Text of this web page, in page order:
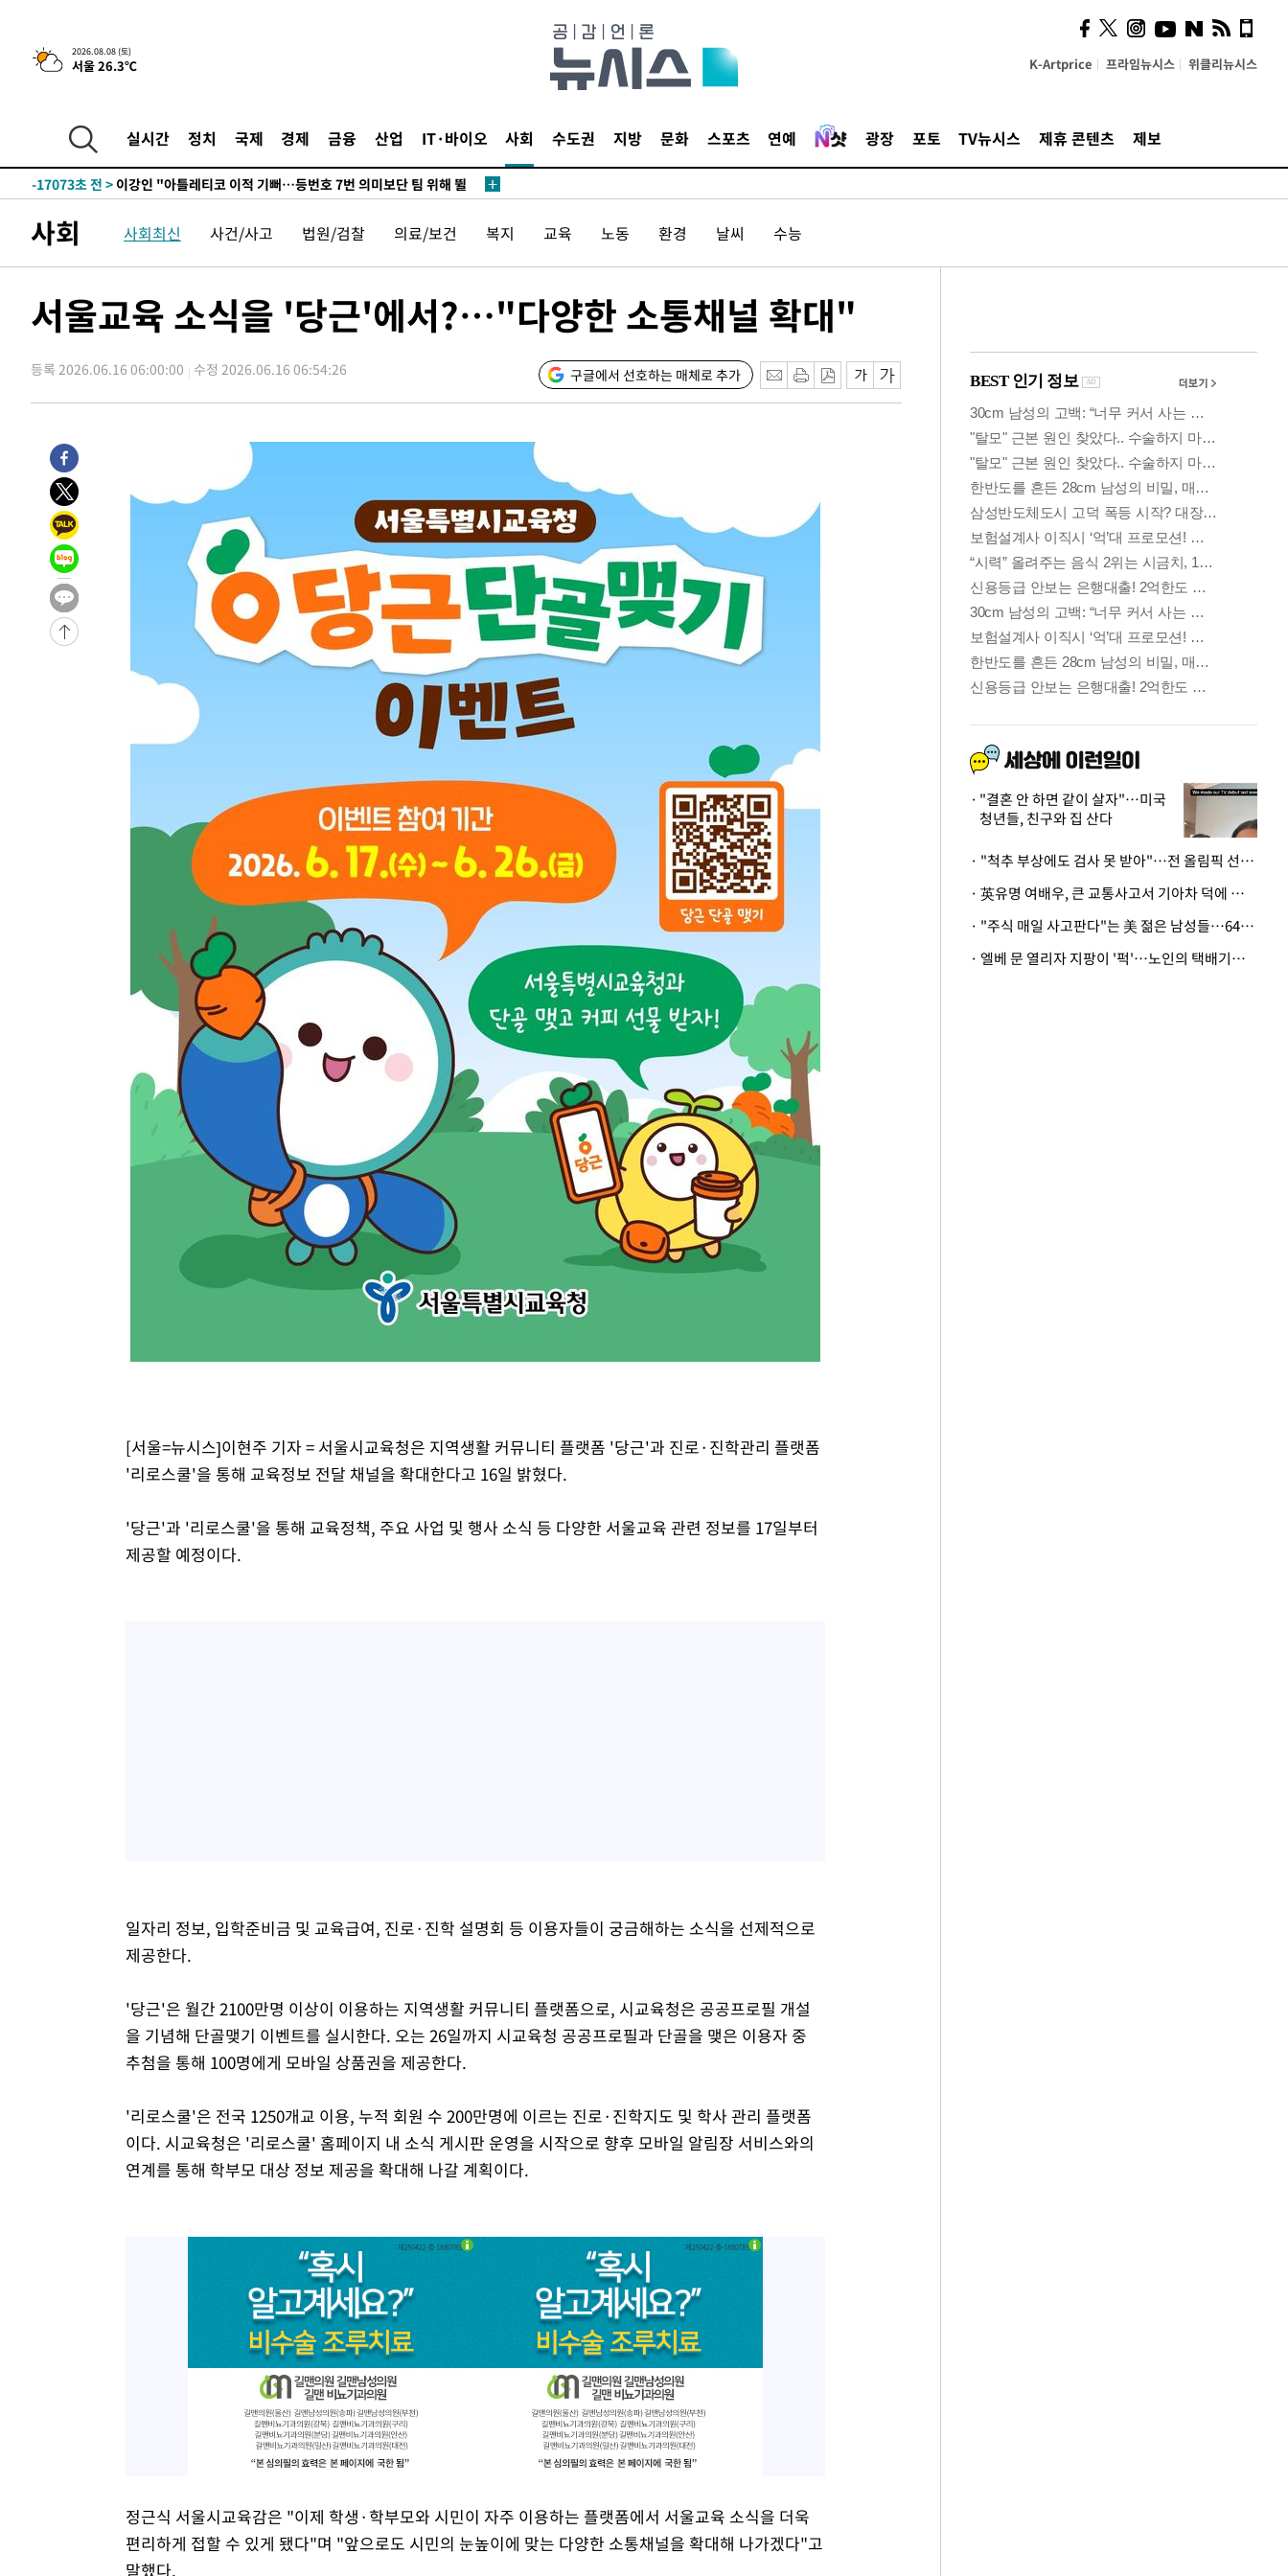
2026.08.08 (토)
서울 26.3℃ K-Artprice 프라임뉴시스 위클리뉴시스
실시간 정치 국제 경제 금융 산업 IT·바이오 사회 수도권 지방 문화 스포츠 연예 광장 포토 TV뉴시스 제휴 콘텐츠 제보
-27257초 전 >이란 "호르무즈 재개방 합의 근접…美 배상 선행돼야"
청래 44.56%
-17539초 전 >
[속보]與 대표 경선 제주·인천 당원투표…金 47.75%·鄭
42.08%·宋 10.17%
-17073초 전 >이강인 "아틀레티코 이적 기뻐…등번호 7번 의미보단 팀 위해 뛸
것"
-17008초 전 >[속보]與 당대표 경선, 제주·인천 권리당원 투표 김민석 승리
-10782초 전 >
낮 최고 35도 '무더위'…동해안 시간당 30㎜ '강한 비'[내일날씨]
-8803초 전 >온열질환 사망자 3명 늘어…누적 환자 3000명 돌파
-2748초 전 >강릉에 시간당 81.4㎜ 물폭탄…도로 잠기고 담벼락 붕괴
19분 전 >백운산서 80년근 천종산삼 9뿌리 발견…감정가 1.3억원
1시간 전 >
여수 오동도 해상서 모터보트 전복…1명 사망·1명 실종
2시간 전 >
극한폭염 한풀 꺾이지만…'낮 최고 35도' 무더위, 열대야 계속[다음주
날씨]
3시간 전 > 축구협회 "압수수색·성접대 논란 사과…쇄신의 기회로 삼겠다"
4시간 전 >
[속보]'압수수색·성접대 논란' 축구협회 "실망과 걱정 안겨드려 죄송"
7시간 전 >
'최고 37도' 폭염 지속…강원동해안 최대 150㎜ 비
9시간 전 >
[속보]뉴욕증시 상승 마감…S&P 0.6% 나스닥 1.3%↑
-27257초 전 >
이란 "호르무즈 재개방 합의 근접…美 배상 선행돼야"
-18304초 전 >
[속보]與최고위원 제주·인천 순회경선…박선원·최민희·서미화·
[속보]김민석, 與 전대 당원투표 누적 득표율 45.42%로 1위… 정
[속보]與 대표 경선 제주·인천 당원투표…金 47.75%·鄭
이강인 "아틀레티코 이적 기뻐…등번호 7번 의미보단 팀 위해 뛸
[속보]與 당대표 경선, 제주·인천 권리당원 투표 김민석 승리
[속보]이강인 "감독님이 원하는 마음 느꼈고, 많은 트로피 원해 아
수도권 40도 육박 '펄펄'…동해안 일부 지역엔 호의주의보
온열질환 사망자 3명 늘어…누적 환자 3000명 돌파
강릉에 시간당 81.4㎜ 물폭탄…도로 잠기고 담벼락 붕괴
백운산서 80년근 천종산삼 9뿌리 발견…감정가 1.3억원
선재도서 해루질 나섰다 실종 60대, 닷새 만에 숨진 채 발견
남자 농구, 나고야 아시안게임서 '홈팀' 일본과 한일전
여수 오동도 해상서 모터보트 전복…1명 사망·1명 실종
극한폭염 한풀 꺾이지만…'낮 최고 35도' 무더위, 열대야 계속[다음주
축구협회 "압수수색·성접대 논란 사과…쇄신의 기회로 삼겠다"
[속보]'압수수색·성접대 논란' 축구협회 "실망과 걱정 안겨드려 죄송"
'최고 37도' 폭염 지속…강원동해안 최대 150㎜ 비
[속보]뉴욕증시 상승 마감…S&P 0.6% 나스닥 1.3%↑
사회 사회최신 사건/사고 법원/검찰 의료/보건 복지 교육 노동 환경 날씨 수능
서울교육 소식을 '당근'에서?…"다양한 소통채널 확대"
등록 2026.06.16 06:00:00 수정 2026.06.16 06:54:26 구글에서 선호하는 매체로 추가
[서울=뉴시스]이현주 기자 = 서울시교육청은 지역생활 커뮤니티 플랫폼 '당근'과 진로·진학관리 플랫폼
'리로스쿨'을 통해 교육정보 전달 채널을 확대한다고 16일 밝혔다.
'당근'과 '리로스쿨'을 통해 교육정책, 주요 사업 및 행사 소식 등 다양한 서울교육 관련 정보를 17일부터
제공할 예정이다.
일자리 정보, 입학준비금 및 교육급여, 진로·진학 설명회 등 이용자들이 궁금해하는 소식을 선제적으로
제공한다.
'당근'은 월간 2100만명 이상이 이용하는 지역생활 커뮤니티 플랫폼으로, 시교육청은 공공프로필 개설
을 기념해 단골맺기 이벤트를 실시한다. 오는 26일까지 시교육청 공공프로필과 단골을 맺은 이용자 중
추첨을 통해 100명에게 모바일 상품권을 제공한다.
'리로스쿨'은 전국 1250개교 이용, 누적 회원 수 200만명에 이르는 진로·진학지도 및 학사 관리 플랫폼
이다. 시교육청은 '리로스쿨' 홈페이지 내 소식 게시판 운영을 시작으로 향후 모바일 알림장 서비스와의
연계를 통해 학부모 대상 정보 제공을 확대해 나갈 계획이다.
정근식 서울시교육감은 "이제 학생·학부모와 시민이 자주 이용하는 플랫폼에서 서울교육 소식을 더욱
편리하게 접할 수 있게 됐다"며 "앞으로도 시민의 눈높이에 맞는 다양한 소통채널을 확대해 나가겠다"고
말했다.
사이 해답 찾았죠"…알을
깨고 나온 '초자아'
"결혼 안 하면 같이 살자"…미국
청년들, 친구와 집 산다
· "척추 부상에도 검사 못 받아"…전 올림픽 선수, 美봅슬레이협회 상대 소송
· 英유명 여배우, 큰 교통사고서 기아차 덕에 살았다
· "주식 매일 사고판다"는 美 젊은 남성들…64%가 "나는 인생의 패배자“
· 엘베 문 열리자 지팡이 '퍽'…노인의 택배기사 폭행 이유